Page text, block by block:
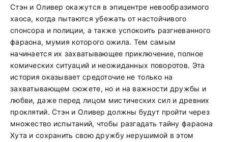
Стэн и Оливер окажутся в эпицентре невообразимого
хаоса, когда пытаются убежать от настойчивого
спонсора и полиции, а также успокоить разгневанного
фараона, мумия которого ожила. Тем самым
начинается их захватывающее приключение, полное
комических ситуаций и неожиданных поворотов. Эта
история оказывает средоточие не только на
захватывающем сюжете, но и на важности дружбы и
любви, даже перед лицом мистических сил и древних
проклятий. Стэн и Оливер должны будут пройти через
множество испытаний, чтобы разгадать тайну фараона
Хута и сохранить свою дружбу нерушимой в этом